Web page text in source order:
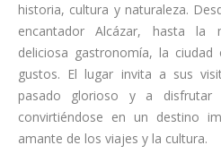
historia, cultura y naturaleza.
encantador Alcázar, hasta la
deliciosa gastronomía, la
gustos. El lugar invita a sus
pasado glorioso y a disfrutar
convirtiéndose en un destino
amante de los viajes y la cultura.